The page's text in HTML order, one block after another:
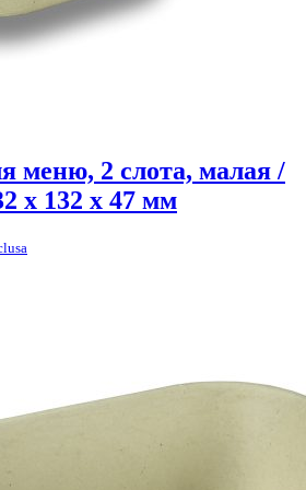
меню, 2 слота, малая /
x 132 x 47 мм